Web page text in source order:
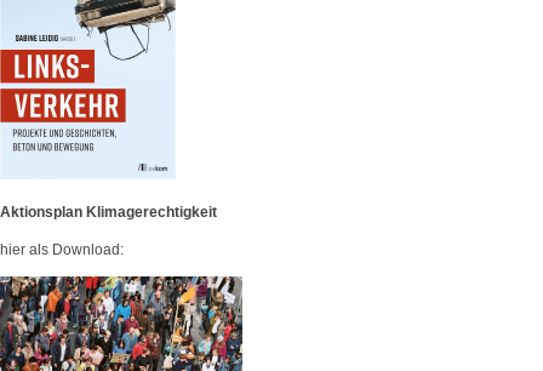
Aktionsplan Klimagerechtigkeit
hier als Download: